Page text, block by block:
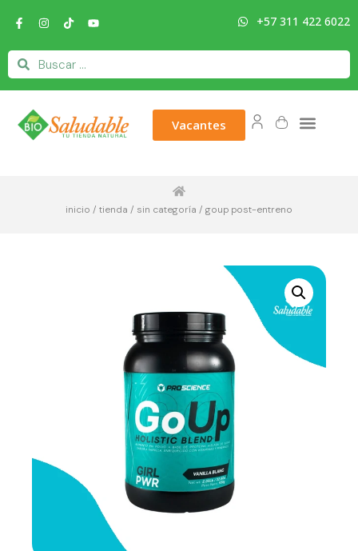
+57 311 422 6022
Vacantes
inicio / tienda / sin categoría / goup post-entreno